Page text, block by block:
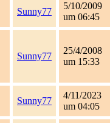
Sunny77
5/10/2009
um 06:45
Sunny77
25/4/2008
um 15:33
Sunny77
4/11/2023
um 04:05